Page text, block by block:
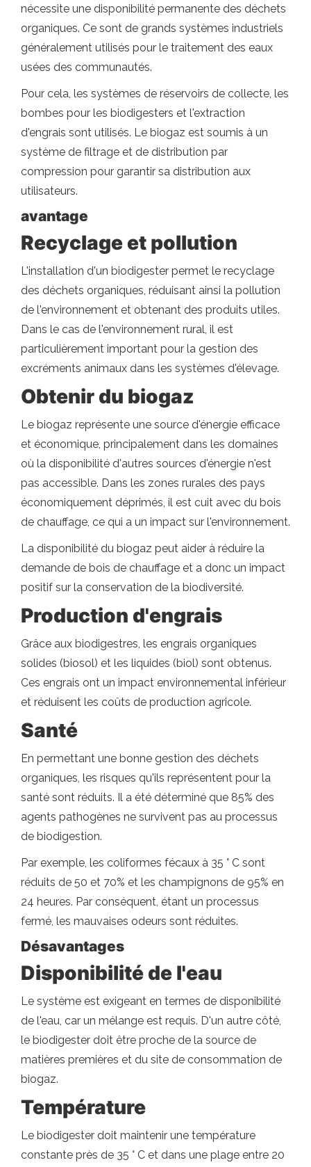
nécessite une disponibilité permanente des déchets
organiques. Ce sont de grands systèmes industriels
généralement utilisés pour le traitement des eaux
usées des communautés.
Pour cela, les systèmes de réservoirs de collecte, les
bombes pour les biodigesters et l'extraction
d'engrais sont utilisés. Le biogaz est soumis à un
système de filtrage et de distribution par
compression pour garantir sa distribution aux
utilisateurs.
avantage
Recyclage et pollution
L'installation d'un biodigester permet le recyclage
des déchets organiques, réduisant ainsi la pollution
de l'environnement et obtenant des produits utiles.
Dans le cas de l'environnement rural, il est
particulièrement important pour la gestion des
excréments animaux dans les systèmes d'élevage.
Obtenir du biogaz
Le biogaz représente une source d'énergie efficace
et économique, principalement dans les domaines
où la disponibilité d'autres sources d'énergie n'est
pas accessible. Dans les zones rurales des pays
économiquement déprimés, il est cuit avec du bois
de chauffage, ce qui a un impact sur l'environnement.
La disponibilité du biogaz peut aider à réduire la
demande de bois de chauffage et a donc un impact
positif sur la conservation de la biodiversité.
Production d'engrais
Grâce aux biodigestres, les engrais organiques
solides (biosol) et les liquides (biol) sont obtenus.
Ces engrais ont un impact environnemental inférieur
et réduisent les coûts de production agricole.
Santé
En permettant une bonne gestion des déchets
organiques, les risques qu'ils représentent pour la
santé sont réduits. Il a été déterminé que 85% des
agents pathogènes ne survivent pas au processus
de biodigestion.
Par exemple, les coliformes fécaux à 35 ° C sont
réduits de 50 et 70% et les champignons de 95% en
24 heures. Par conséquent, étant un processus
fermé, les mauvaises odeurs sont réduites.
Désavantages
Disponibilité de l'eau
Le système est exigeant en termes de disponibilité
de l'eau, car un mélange est requis. D'un autre côté,
le biodigester doit être proche de la source de
matières premières et du site de consommation de
biogaz.
Température
Le biodigester doit maintenir une température
constante près de 35 ° C et dans une plage entre 20